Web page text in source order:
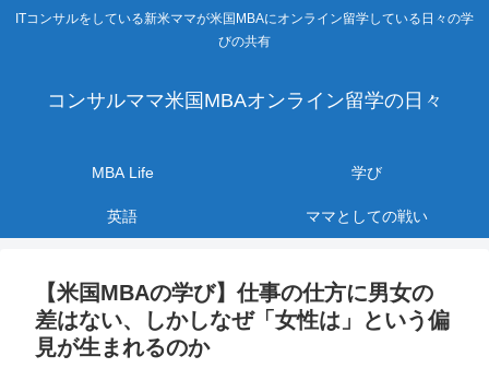
ITコンサルをしている新米ママが米国MBAにオンライン留学している日々の学
びの共有
コンサルママ米国MBAオンライン留学の日々
MBA Life 学び
英語 ママとしての戦い
【米国MBAの学び】仕事の仕方に男女の
差はない、しかしなぜ「女性は」という偏
見が生まれるのか